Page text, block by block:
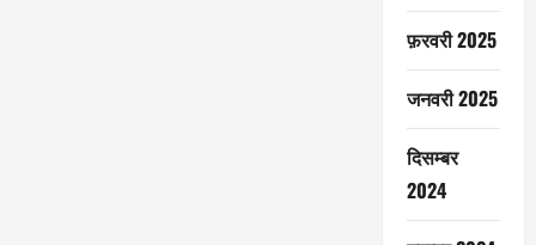
फ़रवरी 2025
जनवरी 2025
दिसम्बर
2024